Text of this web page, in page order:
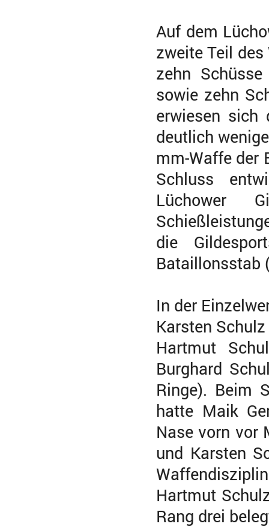
Auf dem
zweite Teil
zehn
sowie zehn
erwiesen sich
deutlich
mm-Waffe der
Schluss
Lüchower
die
Bataillonsstab
In der
Karsten
Hartmut
Burghard
Ringe). Beim
hatte Maik
Nase vorn vor
und Karsten
Hartmut
Rang drei